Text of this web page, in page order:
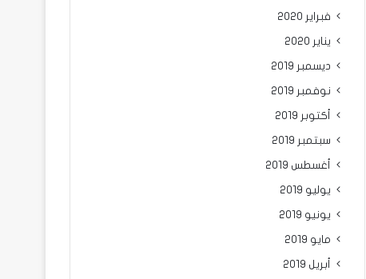
فبراير 2020
يناير 2020
ديسمبر 2019
نوفمبر 2019
أكتوبر 2019
سبتمبر 2019
أغسطس 2019
يوليو 2019
يونيو 2019
مايو 2019
أبريل 2019